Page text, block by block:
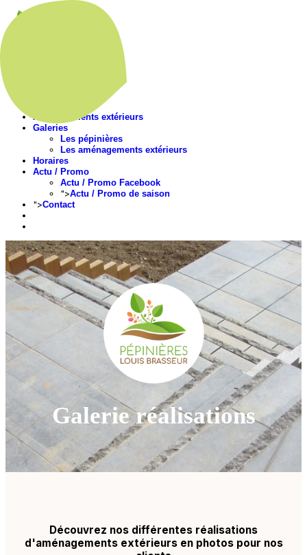
Aménagements extérieurs
Galeries
Les pépinières
Les aménagements extérieurs
Horaires
Actu / Promo
Actu / Promo Facebook
">Actu / Promo de saison
">Contact
Galerie réalisations
Découvrez nos différentes réalisations
d'aménagements extérieurs en photos pour nos